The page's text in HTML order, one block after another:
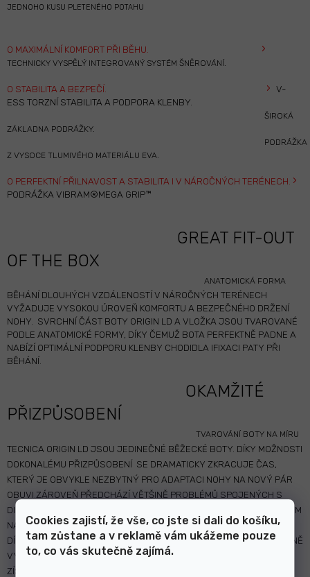
Cookies zajistí, že vše, co jste si dali do košíku,
tam zůstane a v reklamě vám ukážeme pouze
to, co vás skutečně zajímá.
JEDNOHO KUSU PLETENÉHO POTAHU
O MAXIMÁLNÍ KOMFORT PŘI BĚHU. ›
TECHNICKY VYSPĚLÝ INTEGROVANÝ SYSTÉM ŠNĚROVÁNÍ.
O STABILITA A BEZPEČÍ. › V-
ESS TORZNÍ STABILITA A PODPORA KLENBY.
ŠIROKÁ
ZÁKLADNA PODRÁŽKY.
PODRÁŽKA
Z VYSOCE TLUMIVÉHO MATERIÁLU EVA.
O PERFEKTNÍ PŘILNAVOST A STABILITA I V NÁROČNÝCH TERÉNECH. ›
PODRÁŽKA VIBRAM®MEGA GRIP™
GREAT FIT-OUT
OF THE BOX
ANATOMICKÁ FORMA
BĚHÁNÍ DLOUHÝCH VZDÁLENOSTÍ V NÁROČNÝCH TERÉNECH
VYŽADUJE VYSOKOU ÚROVEŇ KOMFORTU A BEZPEČNÉHO DRŽENÍ
NOHY.
SVRCHNÍ ČÁST BOTY ORIGIN LD A VLOŽKA JSOU TVAROVANÉ
PODLE ANATOMICKÉ FORMY, DÍKY ČEMUŽ BOTA PERFEKTNĚ PADNE A
NABÍZÍ OPTIMÁLNÍ PODPORU KLENBY CHODIDLA IFIXACI PATY PŘI
BĚHÁNÍ.
OKAMŽITÉ
PŘIZPŮSOBENÍ
TVAROVÁNÍ BOTY NA MÍRU
TECNICA ORIGIN LD JSOU JEDINEČNÉ BĚŽECKÉ BOTY. DÍKY MOŽNOSTI
DOKONALÉMU PŘIZPŮSOBENÍ SE DRAMATICKY ZKRACUJE ČAS,
KTERÝ JE OBVYKLE NEZBYTNÝ PRO ADAPTACI NOHY NA NOVÝ PÁR
OBUVI.ZÁROVEŇ PŘEDCHÁZÍ VĚTŠINĚ PROBLÉMŮ SPOJENÝCH S
DISKOMFORTEM, MINIMALIZUJE PROBLÉMY S VYSOKÝM NEBO NÍZKÝM
NÁRTEM, S ATYPICKÝMI KOTNÍKY A DALŠÍ).
DÍKY C.A.S. TECHNOLOGII MŮŽE BÝT STÉLKA A SVRŠEK BOTY TEPELNĚ
VYTVAROVANÝ OKOLO PATY A KLENBY CHODIDLA.
ZÍSKÁTE TAK MAXIMÁLNÍ KOMFORT PŘI BĚHÁNÍ A MINIMALIZUJETE